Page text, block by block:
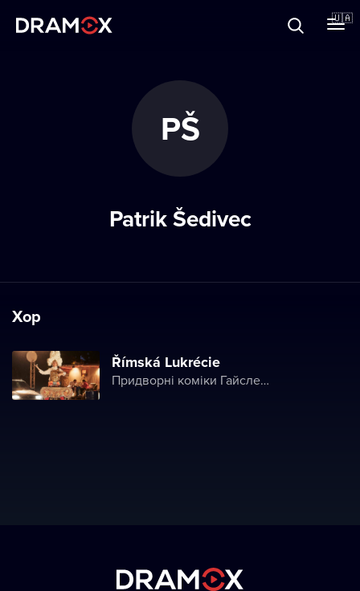
🇺🇦
Зареєструватися
PŠ
Patrik Šedivec
Хор
Římská Lukrécie
Придворні коміки Гайслера